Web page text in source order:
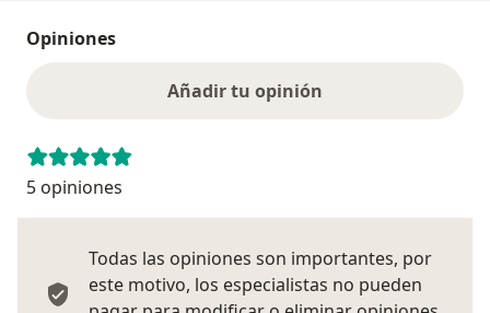
Opiniones
Añadir tu opinión
5 opiniones
Todas las opiniones son importantes, por
este motivo, los especialistas no pueden